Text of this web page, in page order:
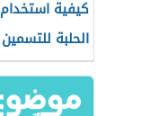
كيفية استخدام
الحلبة للتسمين